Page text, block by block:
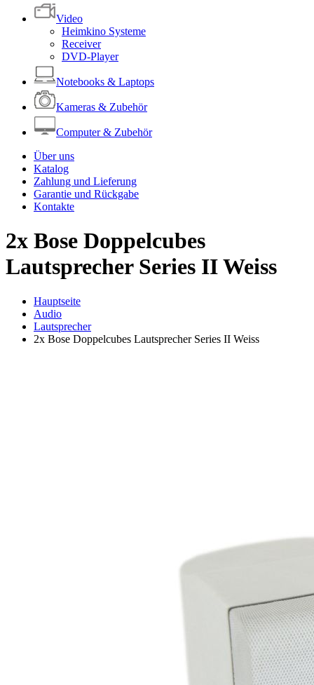
Video
Heimkino Systeme
Receiver
DVD-Player
Notebooks & Laptops
Kameras & Zubehör
Computer & Zubehör
Über uns
Katalog
Zahlung und Lieferung
Garantie und Rückgabe
Kontakte
2x Bose Doppelcubes
Lautsprecher Series II Weiss
Hauptseite
Audio
Lautsprecher
2x Bose Doppelcubes Lautsprecher Series II Weiss